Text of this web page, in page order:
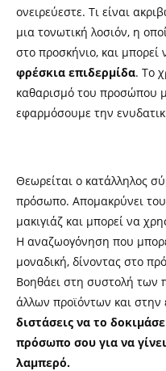
ονειρεύεστε. Τι είναι
μια τονωτική λοσιόν, η
στο προσκήνιο, και μπορεί
φρέσκια επιδερμίδα. Το
καθαρισμό του προσώπου
εφαρμόσουμε την
Θεωρείται ο κατάλληλος
πρόσωπο. Απομακρύνει
μακιγιάζ και μπορεί να
Η αναζωογόνηση που
μοναδική, δίνοντας στο
Βοηθάει στη συστολή
άλλων προϊόντων και
διστάσεις να το
πρόσωπο σου για να
λαμπερό.